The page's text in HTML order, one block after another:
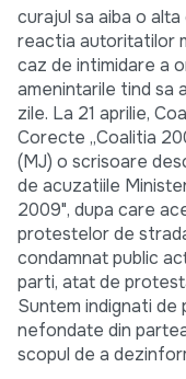
curajul sa aiba o
reactia autoritatilor
caz de intimidare a
amenintarile tind sa
zile. La 21 aprilie,
Corecte „Coalitia
(MJ) o scrisoare
de acuzatiile
2009", dupa care
protestelor de
condamnat public
parti, atat de
Suntem indignati
nefondate din
scopul de a